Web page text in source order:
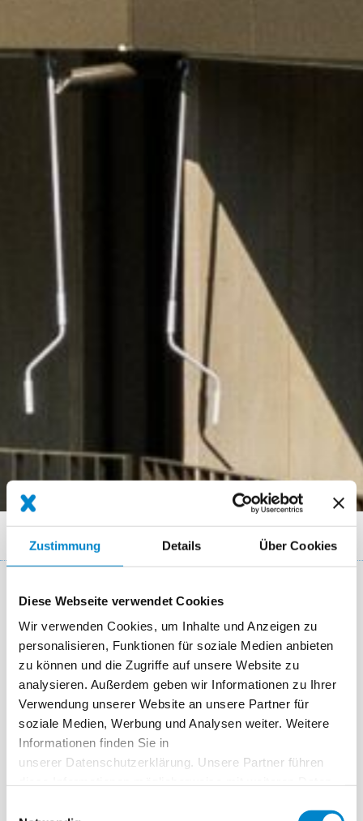
Zustimmung Details Über Cookies
Diese Webseite verwendet Cookies
Wir verwenden Cookies, um Inhalte und Anzeigen zu
personalisieren, Funktionen für soziale Medien anbieten
zu können und die Zugriffe auf unsere Website zu
analysieren. Außerdem geben wir Informationen zu Ihrer
Verwendung unserer Website an unsere Partner für
soziale Medien, Werbung und Analysen weiter. Weitere
Informationen finden Sie in
unserer Datenschutzerklärung. Unsere Partner führen
Breadcrumb Überbauung Breitenacker Kehrsatz
Key Facts
Ort Kehrsatz
System Triflex BFS
Fertigstellung Okt. 2019 bis Juni 2020 (etappenweise)
Area 320 m² + 320 m² + 320 m² + 960 m2
Ausführung Guggisberg Dachtechnik AG, Wabern